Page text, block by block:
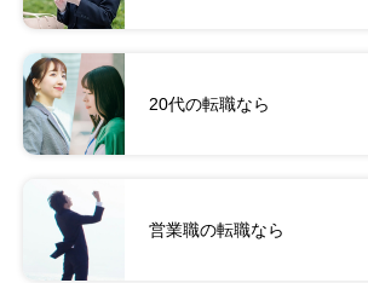
20代の転職なら
営業職の転職なら